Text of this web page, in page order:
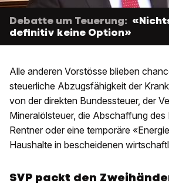
Debatte um Teuerung:
definitiv keine Option»
Alle anderen Vorstösse blieben
steuerliche Abzugsfähigkeit der
von der direkten Bundessteuer, der
Mineralölsteuer, die Abschaffung
Rentner oder eine temporäre
Haushalte in bescheidenen
SVP packt den